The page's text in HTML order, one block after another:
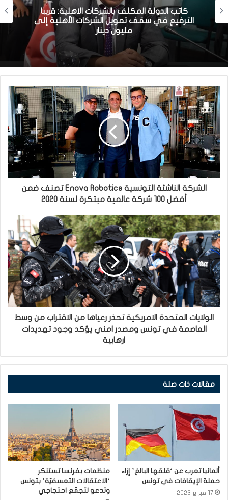
كاتب الدولة المكلف بالشركات الاهلية: قريبا
الترفيع في سقف تمويل الشركات الأهلية إلى
مليون دينار
الشركة الناشئة التونسية Enova Robotics تصنف ضمن
أفضل 100 شركة عالمية مبتكرة لسنة 2020
الولايات المتحدة الامريكية تحذر رعياها من الاقتراب من وسط
العاصمة في تونس ومصدر امني يؤكد وجود تهديدات
ارهابية
مقالات ذات صلة
ألمانيا تعرب عن ‘قلقها البالغ’ إزاء
حملة الإيقافات في تونس
17 فبراير 2023
منظمات بفرنسا تستنكر
‘الاعتقالات التعسفيّة’ بتونس
وتدعو لتجمّع احتجاجي